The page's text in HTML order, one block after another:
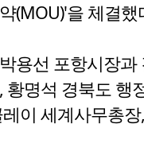
(MOU)'을 체결했
용선 포항시장과
황명석 경북도 행
이 세계사무총